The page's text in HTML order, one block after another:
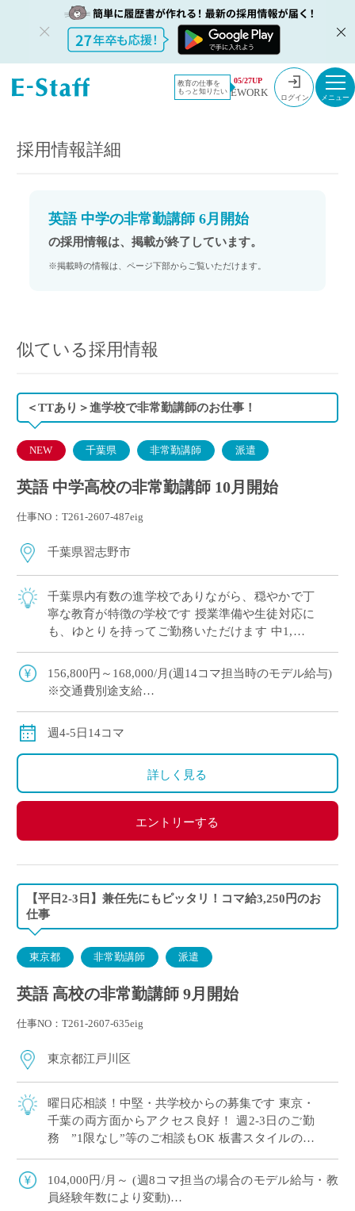
教育の仕事を
もっと知りたい
05/27UP
EWORK ログイン
教員採用情
報のイー・
採用情報
英語 中学の非常勤講師 6月開始
採用情報詳細
英語 中学の非常勤講師 6月開始
の採用情報は、掲載が終了しています。
※掲載時の情報は、ページ下部からご覧いただけます。
似ている採用情報
＜TTあり＞進学校で非常勤講師のお仕事！
NEW 千葉県 非常勤講師 派遣
英語 中学高校の非常勤講師 10月開始
仕事NO：T261-2607-487eig
千葉県習志野市
千葉県内有数の進学校でありながら、穏やかで丁
寧な教育が特徴の学校です 授業準備や生徒対応に
も、ゆとりを持ってご勤務いただけます 中1,高1,
156,800円～168,000/月(週14コマ担当時のモデル給与)
※交通費別途支給
週4-5日14コマ
詳しく見る
エントリーする
【平日2-3日】兼任先にもピッタリ！コマ給3,250円のお
仕事
東京都 非常勤講師 派遣
英語 高校の非常勤講師 9月開始
仕事NO：T261-2607-635eig
東京都江戸川区
曜日応相談！中堅・共学校からの募集です 東京・
千葉の両方面からアクセス良好！ 週2-3日のご勤
務 ”1限なし”等のご相談もOK 板書スタイルの授
104,000円/月～ (週8コマ担当の場合のモデル給与・教
員経験年数により変動)